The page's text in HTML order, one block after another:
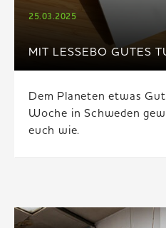
MIT LESSEBO GUTES
25.03.2025
Dem Planeten etwas
Woche in Schweden
euch wie.